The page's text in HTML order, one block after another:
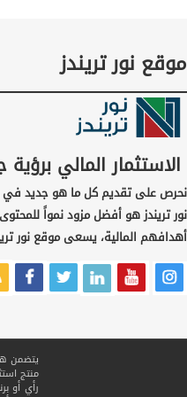
موقع نور تريندز
الاستثمار المالي
نحرص على تقديم كل ما هو جديد في
نور تريندز هو أفضل مزود نمواً
أهدافهم المالية، يسعى موقع نور
يتضمن
منتج
رأي أو